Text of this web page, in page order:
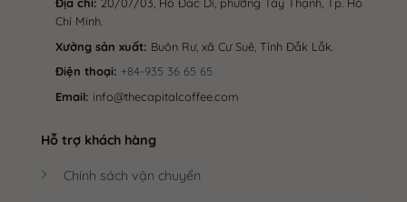
Chí Minh.
Xưởng sản xuất: Buôn Rư, xã Cư Suê, Tỉnh Đắk Lắk.
Điện thoại: +84-935 36 65 65
Email: info@thecapitalcoffee.com
Hỗ trợ khách hàng
Chính sách vận chuyển